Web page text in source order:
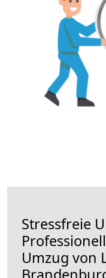
Stressfreie
Umzug von